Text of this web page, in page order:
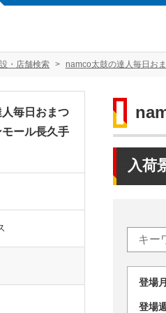
・店舗検索 namco太鼓の達人毎日お
入荷
登
登
毎日おまつ
ール長久手